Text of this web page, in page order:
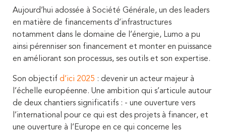
Aujourd’hui adossée à Société Générale, un des leaders
en matière de financements d’infrastructures
notamment dans le domaine de l’énergie, Lumo a pu
ainsi pérenniser son financement et monter en puissance
en améliorant son processus, ses outils et son expertise.
Son objectif d’ici 2025 : devenir un acteur majeur à
l’échelle européenne. Une ambition qui s’articule autour
de deux chantiers significatifs : - une ouverture vers
l’international pour ce qui est des projets à financer, et
une ouverture à l’Europe en ce qui concerne les